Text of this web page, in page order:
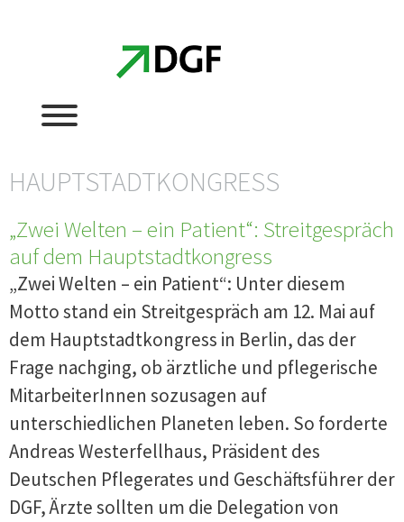
HAUPTSTADTKONGRESS
„Zwei Welten – ein Patient“: Streitgespräch
auf dem Hauptstadtkongress
„Zwei Welten – ein Patient“: Unter diesem
Motto stand ein Streitgespräch am 12. Mai auf
dem Hauptstadtkongress in Berlin, das der
Frage nachging, ob ärztliche und pflegerische
MitarbeiterInnen sozusagen auf
unterschiedlichen Planeten leben. So forderte
Andreas Westerfellhaus, Präsident des
Deutschen Pflegerates und Geschäftsführer der
DGF, Ärzte sollten um die Delegation von